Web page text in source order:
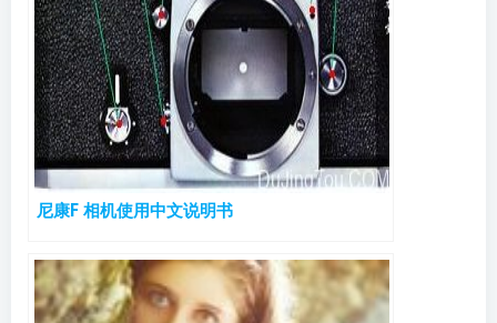
尼康F 相机使用中文说明书